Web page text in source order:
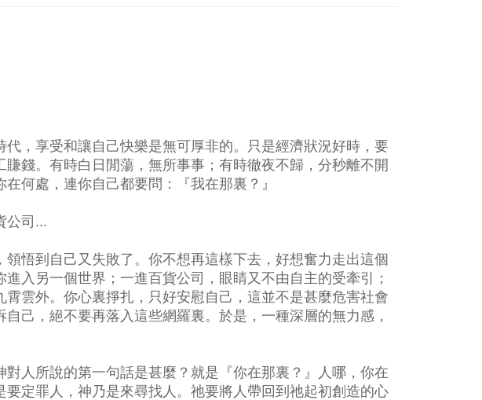
，享受和讓自己快樂是無可厚非的。只是經濟狀況好時，要
錢。有時白日閒蕩，無所事事；有時徹夜不歸，分秒離不開
何處，連你自己都要問：『我在那裏？』
公司...
悟到自己又失敗了。你不想再這樣下去，好想奮力走出這個
入另一個世界；一進百貨公司，眼睛又不由自主的受牽引；
雲外。你心裏掙扎，只好安慰自己，這並不是甚麼危害社會
己，絕不要再落入這些網羅裏。於是，一種深層的無力感，
人所說的第一句話是甚麼？就是『你在那裏？』人哪，你在
定罪人，神乃是來尋找人。祂要將人帶回到祂起初創造的心